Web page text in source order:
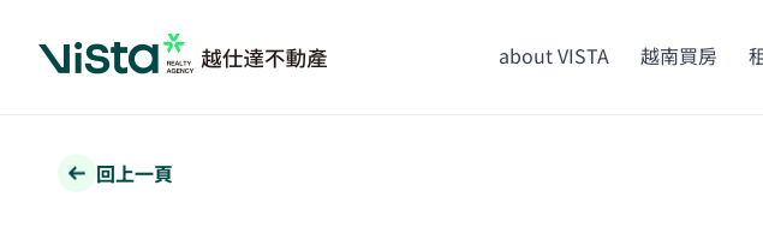
about VISTA 越南買房
回上一頁